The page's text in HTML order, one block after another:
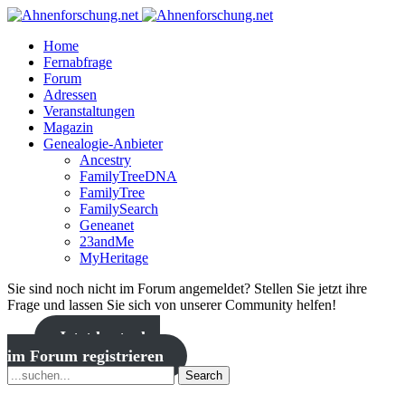
Home
Fernabfrage
Forum
Adressen
Veranstaltungen
Magazin
Genealogie-Anbieter
Ancestry
FamilyTreeDNA
FamilyTree
FamilySearch
Geneanet
23andMe
MyHeritage
Sie sind noch nicht im Forum angemeldet? Stellen Sie jetzt ihre
Frage und lassen Sie sich von unserer Community helfen!
Jetzt kostenlos
im Forum registrieren
Search